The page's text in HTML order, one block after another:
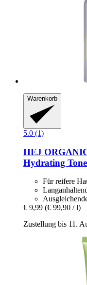
Warenkorb
5.0 (1)
HEJ
Hydrating
Für reifere
€ 9,99 (€ 99,90 / l)
Zustellung bis 11.